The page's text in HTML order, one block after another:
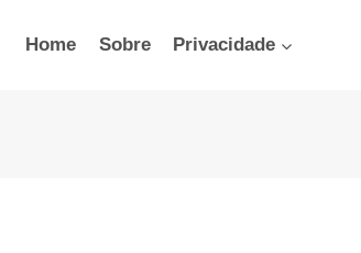
Home Sobre Privacidade